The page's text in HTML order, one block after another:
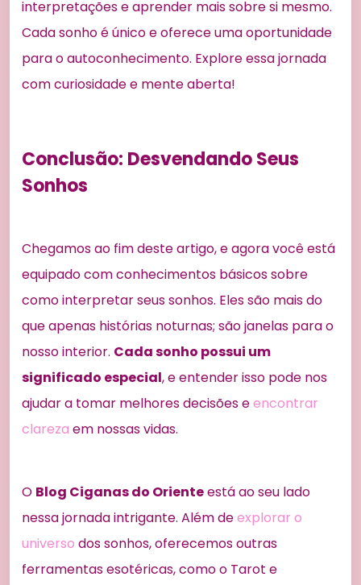
interpretações e aprender mais sobre si mesmo.
Cada sonho é único e oferece uma oportunidade
para o autoconhecimento. Explore essa jornada
com curiosidade e mente aberta!
Conclusão: Desvendando Seus
Sonhos
Chegamos ao fim deste artigo, e agora você está
equipado com conhecimentos básicos sobre
como interpretar seus sonhos. Eles são mais do
que apenas histórias noturnas; são janelas para o
nosso interior. Cada sonho possui um
significado especial, e entender isso pode nos
ajudar a tomar melhores decisões eencontrar
clareza em nossas vidas.
O Blog Ciganas do Orienteestá ao seu lado
nessa jornada intrigante. Além deexplorar o
universo dos sonhos, oferecemos outras
ferramentas esotéricas, como o Tarot e